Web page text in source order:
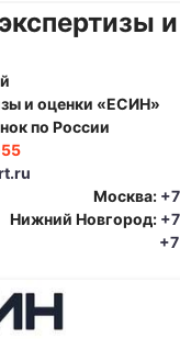
и оценки «ЕСИН»
по России
Москва:
Нижний Новгород: